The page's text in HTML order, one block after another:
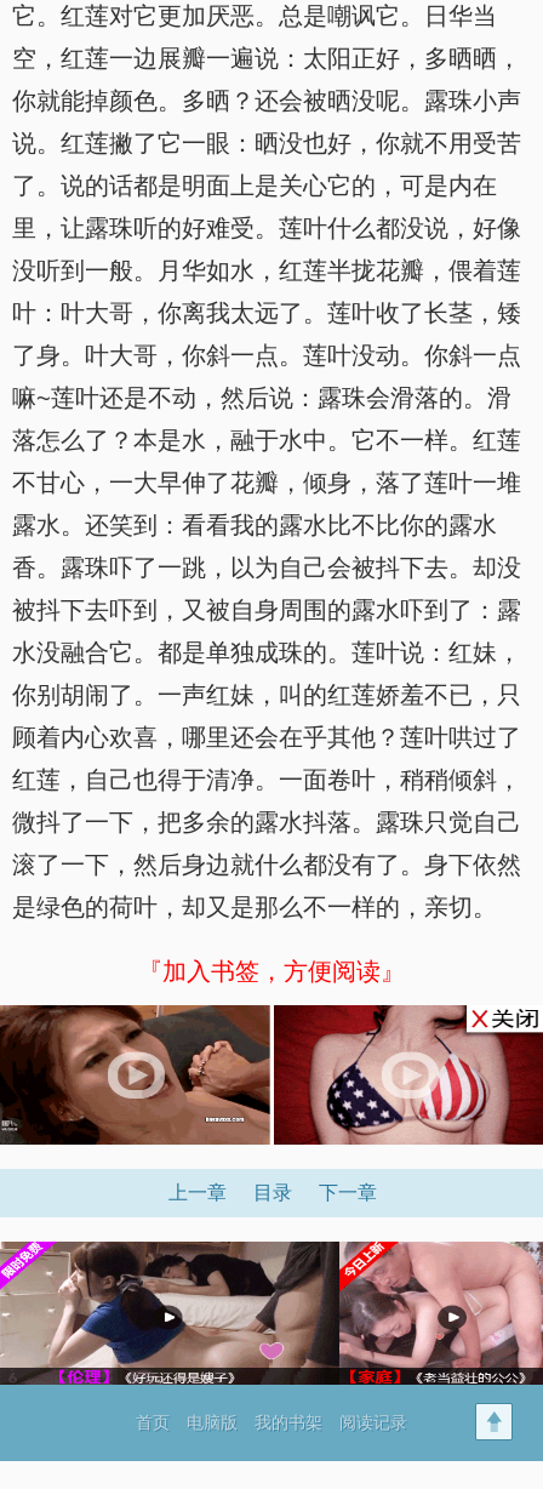
它。红莲对它更加厌恶。总是嘲讽它。日华当
空，红莲一边展瓣一遍说：太阳正好，多晒晒，
你就能掉颜色。多晒？还会被晒没呢。露珠小声
说。红莲撇了它一眼：晒没也好，你就不用受苦
了。说的话都是明面上是关心它的，可是内在
里，让露珠听的好难受。莲叶什么都没说，好像
没听到一般。月华如水，红莲半拢花瓣，偎着莲
叶：叶大哥，你离我太远了。莲叶收了长茎，矮
了身。叶大哥，你斜一点。莲叶没动。你斜一点
嘛~莲叶还是不动，然后说：露珠会滑落的。滑
落怎么了？本是水，融于水中。它不一样。红莲
不甘心，一大早伸了花瓣，倾身，落了莲叶一堆
露水。还笑到：看看我的露水比不比你的露水
香。露珠吓了一跳，以为自己会被抖下去。却没
被抖下去吓到，又被自身周围的露水吓到了：露
水没融合它。都是单独成珠的。莲叶说：红妹，
你别胡闹了。一声红妹，叫的红莲娇羞不已，只
顾着内心欢喜，哪里还会在乎其他？莲叶哄过了
红莲，自己也得于清净。一面卷叶，稍稍倾斜，
微抖了一下，把多余的露水抖落。露珠只觉自己
滚了一下，然后身边就什么都没有了。身下依然
是绿色的荷叶，却又是那么不一样的，亲切。
『加入书签，方便阅读』
上一章 目录 下一章
首页 电脑版 我的书架 阅读记录